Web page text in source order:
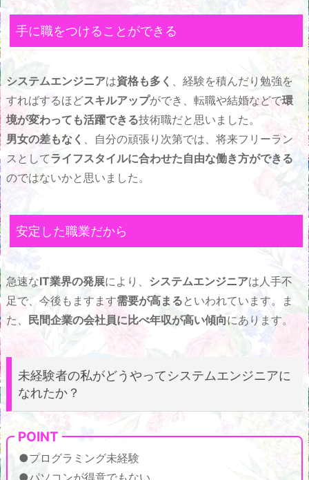
手に職をつけることができる
システムエンジニアは資格も多く
、経験を積んだり勉強を
すればするほどスキルアップができ、転職や結婚などで環
境が変わっても活躍できる技術職だと思いました。
男女の差もなく
、自分の頑張り次第では、将来フリーラン
スとしてライフスタイルに合わせた自由な働き方ができる
のではないかと思いました。
安定した職業だから
急速なIT業界の発展により、 システムエンジニアは人手不
足で、今後もますます需要が高まる といわれています。ま
た、 民間企業の会社員に比べ年収が高い傾向にあります。
未経験者の私がどうやってシステムエンジニアに
なれたか？
POINT
●プログラミング未経験